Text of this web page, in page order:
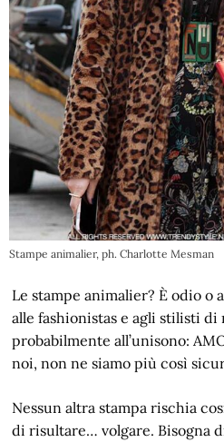
Stampe animalier, ph. Charlotte Mesman
Le stampe animalier? È odio o
alle fashionistas e agli stilisti
probabilmente all’unisono:
noi, non ne siamo più così
Nessun altra stampa rischia
di risultare… volgare. Bisogna